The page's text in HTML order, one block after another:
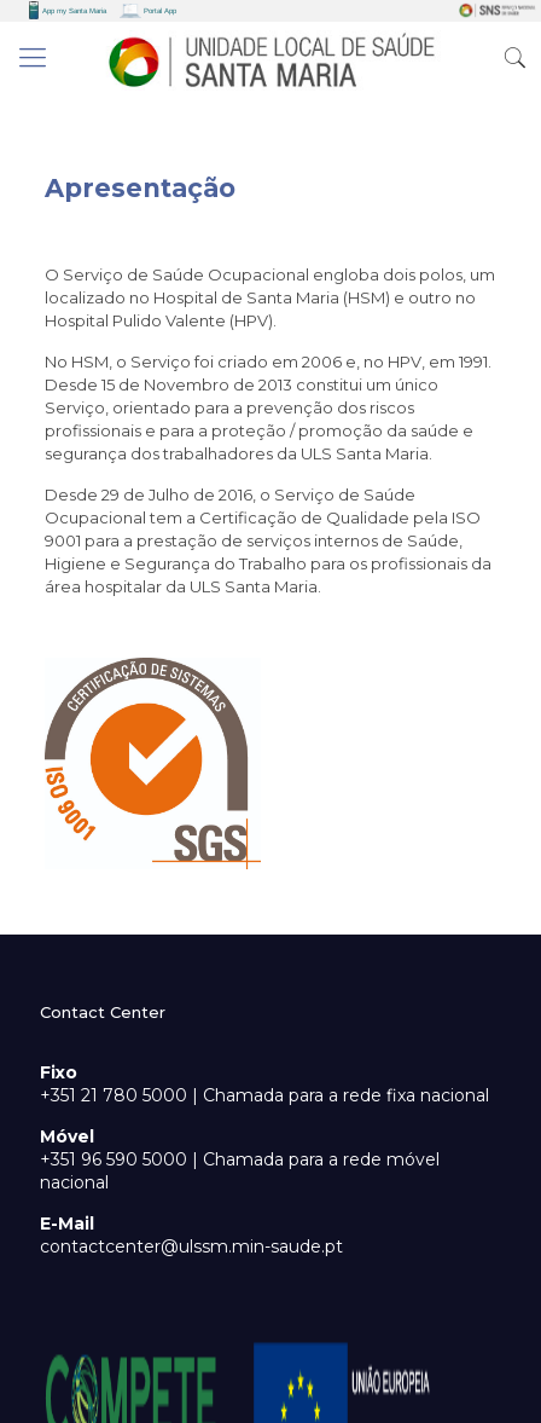
Apresentação
O Serviço de Saúde Ocupacional engloba dois polos, um
localizado no Hospital de Santa Maria (HSM) e outro no
Hospital Pulido Valente (HPV).
No HSM, o Serviço foi criado em 2006 e, no HPV, em 1991.
Desde 15 de Novembro de 2013 constitui um único
Serviço, orientado para a prevenção dos riscos
profissionais e para a proteção / promoção da saúde e
segurança dos trabalhadores da ULS Santa Maria.
Desde 29 de Julho de 2016, o Serviço de Saúde
Ocupacional tem a Certificação de Qualidade pela ISO
9001 para a prestação de serviços internos de Saúde,
Higiene e Segurança do Trabalho para os profissionais da
área hospitalar da ULS Santa Maria.
Contact Center
Fixo
+351 21 780 5000 | Chamada para a rede fixa nacional
Móvel
+351 96 590 5000 | Chamada para a rede móvel
nacional
E-Mail
contactcenter@ulssm.min-saude.pt